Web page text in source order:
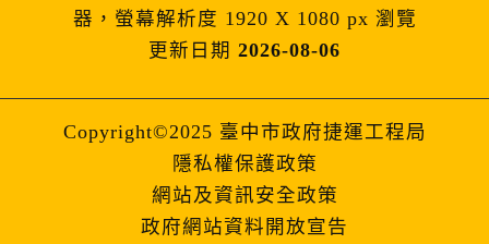
器，螢幕解析度 1920 X 1080 px 瀏覽
更新日期 2026-08-06
Copyright©2025 臺中市政府捷運工程局
隱私權保護政策
網站及資訊安全政策
政府網站資料開放宣告